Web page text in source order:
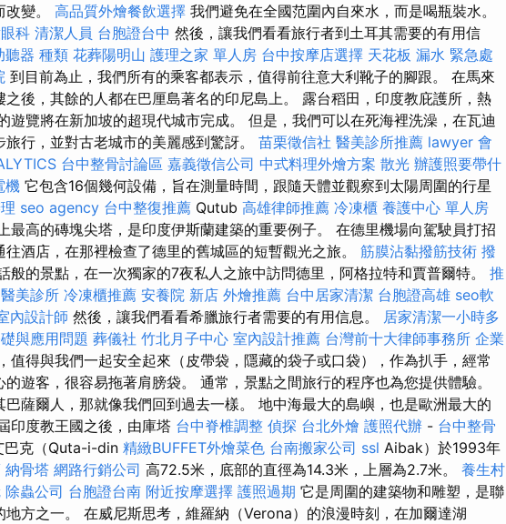
變。 高品質外燴餐飲選擇 我們避免在全國范圍內自來水，而是喝瓶裝水。
科 清潔人員 台胞證台中 然後，讓我們看看旅行者到土耳其需要的有用信
聽器 種類 花葬陽明山 護理之家 單人房 台中按摩店選擇 天花板 漏水 緊急處
到目前為止，我們所有的乘客都表示，值得前往意大利靴子的腳跟。 在馬來
後，其餘的人都在巴厘島著名的印尼島上。 露台稻田，印度教庇護所，熱
遊覽將在新加坡的超現代城市完成。 但是，我們可以在死海裡洗澡，在瓦迪
行，並對古老城市的美麗感到驚訝。 苗栗徵信社 醫美診所推薦 lawyer 會
台中整骨討論區 嘉義徵信公司 中式料理外燴方案 散光 辦護照要帶什
機 它包含16個幾何設備，旨在測量時間，跟隨天體並觀察到太陽周圍的行星
seo agency 台中整復推薦 Qutub 高雄律師推薦 冷凍櫃 養護中心 單人房
最高的磚塊尖塔，是印度伊斯蘭建築的重要例子。 在德里機場向駕駛員打招
酒店，在那裡檢查了德里的舊城區的短暫觀光之旅。 筋膜沾黏撥筋技術 撥
般的景點，在一次獨家的7夜私人之旅中訪問德里，阿格拉特和賈普爾特。 推
醫美診所 冷凍櫃推薦 安養院 新店 外燴推薦 台中居家清潔 台胞證高雄 seo軟
內設計師 然後，讓我們看看希臘旅行者需要的有用信息。 居家清潔一小時多
與應用問題 葬儀社 竹北月子中心 室內設計推薦 台灣前十大律師事務所 企業
值得與我們一起安全起來（皮帶袋，隱藏的袋子或口袋），作為扒手，經常
遊客，很容易拖著肩膀袋。 通常，景點之間旅行的程序也為您提供體驗。
薩爾人，那就像我們回到過去一樣。 地中海最大的島嶼，也是歐洲最大的
印度教王國之後，由庫塔 台中脊椎調整 偵探 台北外燴 護照代辦 - 台中整骨
巴克（Quta-i-din 精緻BUFFET外燴菜色 台南搬家公司 ssl Aibak）於1993年
納骨塔 網路行銷公司 高72.5米，底部的直徑為14.3米，上層為2.7米。 養生村
除蟲公司 台胞證台南 附近按摩選擇 護照過期 它是周圍的建築物和雕塑，是聯
方之一。 在威尼斯思考，維羅納（Verona）的浪漫時刻，在加爾達湖